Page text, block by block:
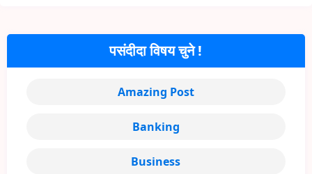
पसंदीदा विषय चुने !
Amazing Post
Banking
Business